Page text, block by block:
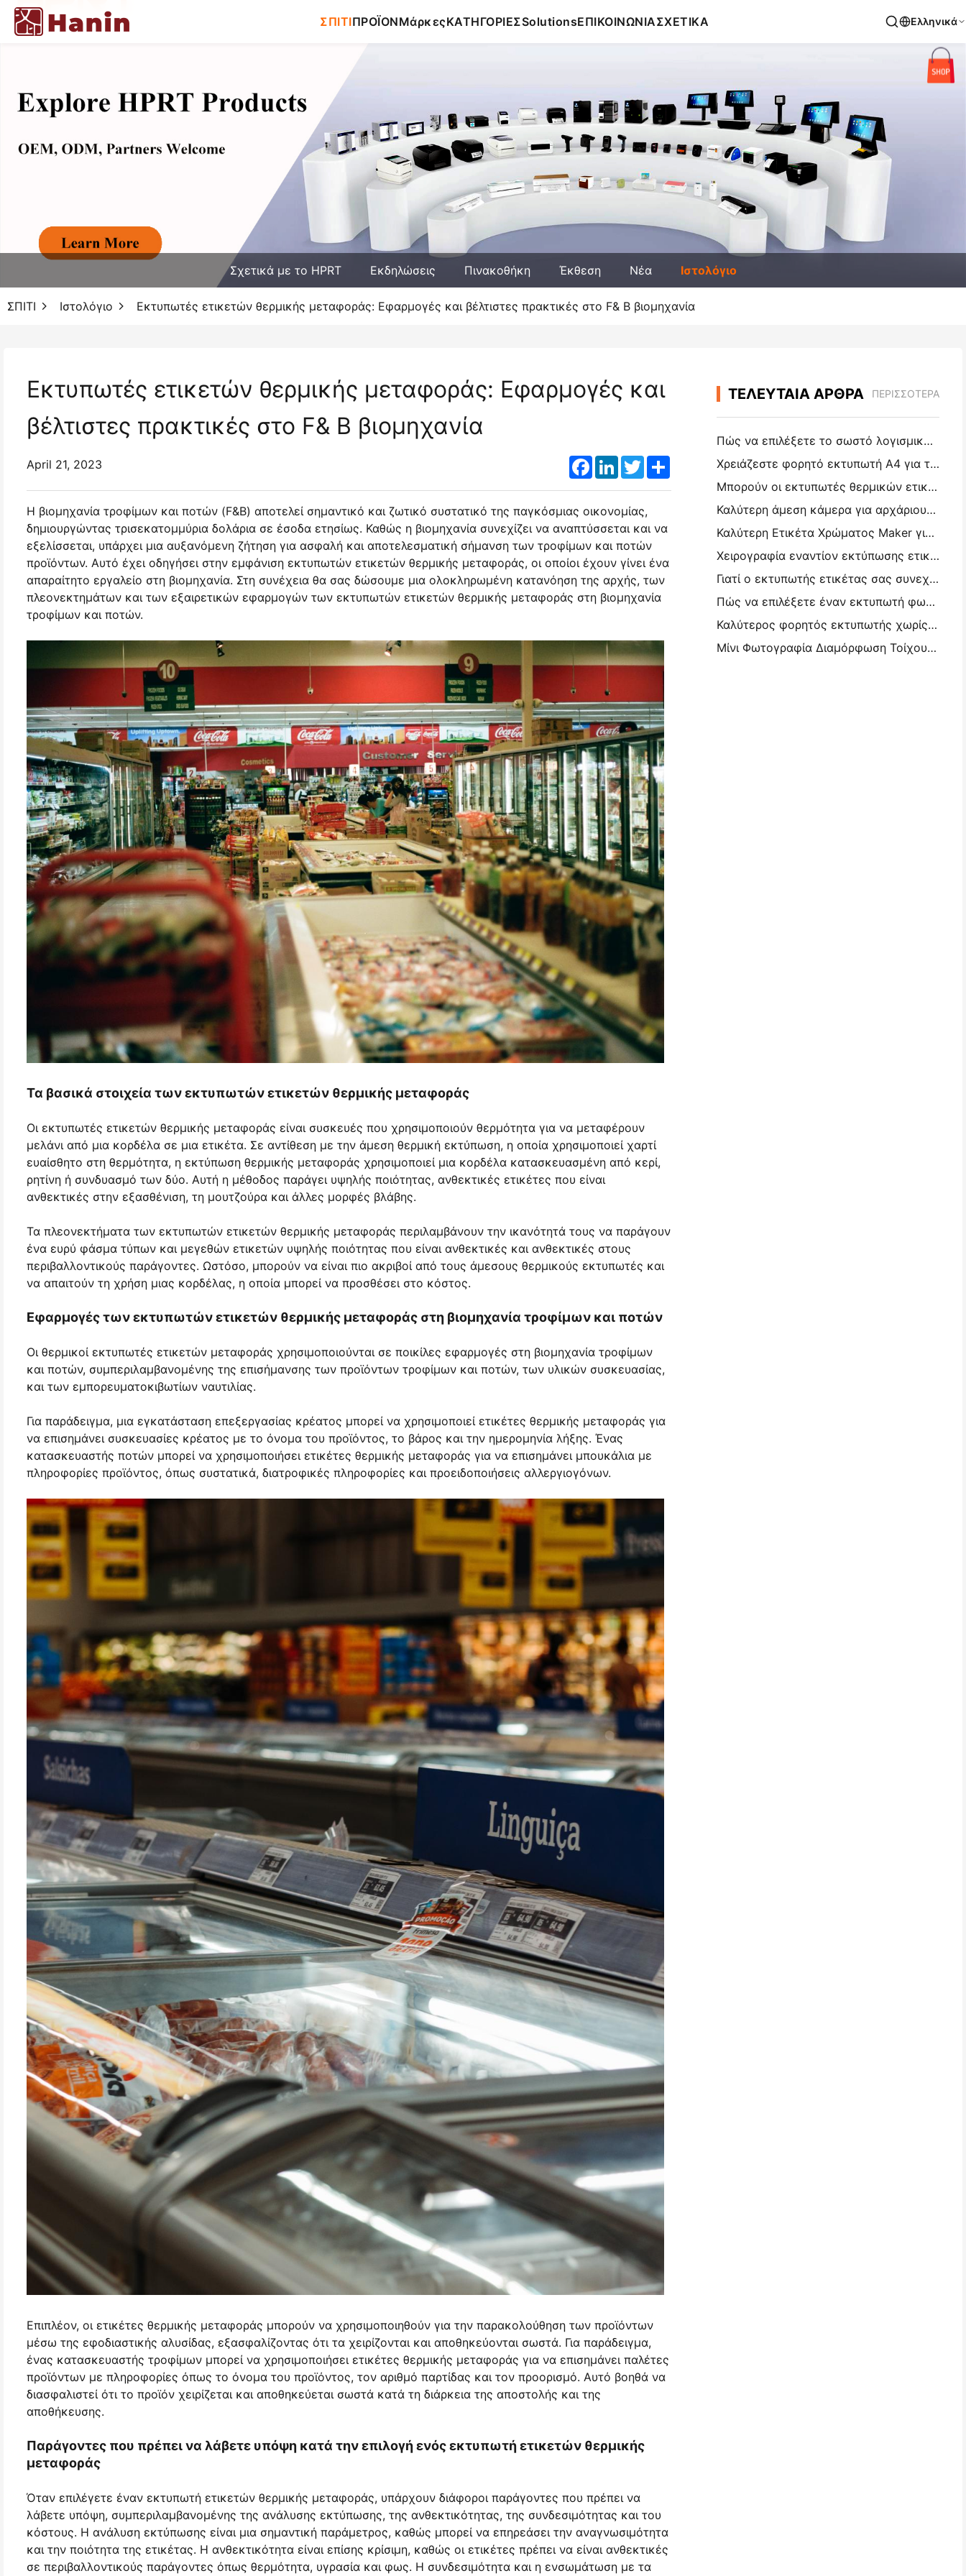
ΣΠΙΤΙΠΡΟΪΟΝΜάρκεςΚΑΤΗΓΟΡΙΕΣSolutionsΕΠΙΚΟΙΝΩΝΙΑΣΧΕΤΙΚΑ Ελληνικά
Σχετικά με το HPRT Εκδηλώσεις Πινακοθήκη Έκθεση Νέα Ιστολόγιο
ΣΠΙΤΙ Ιστολόγιο Εκτυπωτές ετικετών θερμικής μεταφοράς: Εφαρμογές και βέλτιστες πρακτικές στο F& Β βιομηχανία
Εκτυπωτές ετικετών θερμικής μεταφοράς: Εφαρμογές και
βέλτιστες πρακτικές στο F& Β βιομηχανία
April 21, 2023 Facebook
LinkedInTwitterShare
Η βιομηχανία τροφίμων και ποτών (F&B) αποτελεί σημαντικό και ζωτικό συστατικό της παγκόσμιας οικονομίας,
δημιουργώντας τρισεκατομμύρια δολάρια σε έσοδα ετησίως. Καθώς η βιομηχανία συνεχίζει να αναπτύσσεται και να
εξελίσσεται, υπάρχει μια αυξανόμενη ζήτηση για ασφαλή και αποτελεσματική σήμανση των τροφίμων και ποτών
προϊόντων. Αυτό έχει οδηγήσει στην εμφάνιση εκτυπωτών ετικετών θερμικής μεταφοράς, οι οποίοι έχουν γίνει ένα
απαραίτητο εργαλείο στη βιομηχανία. Στη συνέχεια θα σας δώσουμε μια ολοκληρωμένη κατανόηση της αρχής, των
πλεονεκτημάτων και των εξαιρετικών εφαρμογών των εκτυπωτών ετικετών θερμικής μεταφοράς στη βιομηχανία
τροφίμων και ποτών.
Τα βασικά στοιχεία των εκτυπωτών ετικετών θερμικής μεταφοράς
Οι εκτυπωτές ετικετών θερμικής μεταφοράς είναι συσκευές που χρησιμοποιούν θερμότητα για να μεταφέρουν
μελάνι από μια κορδέλα σε μια ετικέτα. Σε αντίθεση με την άμεση θερμική εκτύπωση, η οποία χρησιμοποιεί χαρτί
ευαίσθητο στη θερμότητα, η εκτύπωση θερμικής μεταφοράς χρησιμοποιεί μια κορδέλα κατασκευασμένη από κερί,
ρητίνη ή συνδυασμό των δύο. Αυτή η μέθοδος παράγει υψηλής ποιότητας, ανθεκτικές ετικέτες που είναι
ανθεκτικές στην εξασθένιση, τη μουτζούρα και άλλες μορφές βλάβης.
Τα πλεονεκτήματα των εκτυπωτών ετικετών θερμικής μεταφοράς περιλαμβάνουν την ικανότητά τους να παράγουν
ένα ευρύ φάσμα τύπων και μεγεθών ετικετών υψηλής ποιότητας που είναι ανθεκτικές και ανθεκτικές στους
περιβαλλοντικούς παράγοντες. Ωστόσο, μπορούν να είναι πιο ακριβοί από τους άμεσους θερμικούς εκτυπωτές και
να απαιτούν τη χρήση μιας κορδέλας, η οποία μπορεί να προσθέσει στο κόστος.
Εφαρμογές των εκτυπωτών ετικετών θερμικής μεταφοράς στη βιομηχανία τροφίμων και ποτών
Οι θερμικοί εκτυπωτές ετικετών μεταφοράς χρησιμοποιούνται σε ποικίλες εφαρμογές στη βιομηχανία τροφίμων
και ποτών, συμπεριλαμβανομένης της επισήμανσης των προϊόντων τροφίμων και ποτών, των υλικών συσκευασίας,
και των εμπορευματοκιβωτίων ναυτιλίας.
Για παράδειγμα, μια εγκατάσταση επεξεργασίας κρέατος μπορεί να χρησιμοποιεί ετικέτες θερμικής μεταφοράς για
να επισημάνει συσκευασίες κρέατος με το όνομα του προϊόντος, το βάρος και την ημερομηνία λήξης. Ένας
κατασκευαστής ποτών μπορεί να χρησιμοποιήσει ετικέτες θερμικής μεταφοράς για να επισημάνει μπουκάλια με
πληροφορίες προϊόντος, όπως συστατικά, διατροφικές πληροφορίες και προειδοποιήσεις αλλεργιογόνων.
Επιπλέον, οι ετικέτες θερμικής μεταφοράς μπορούν να χρησιμοποιηθούν για την παρακολούθηση των προϊόντων
μέσω της εφοδιαστικής αλυσίδας, εξασφαλίζοντας ότι τα χειρίζονται και αποθηκεύονται σωστά. Για παράδειγμα,
ένας κατασκευαστής τροφίμων μπορεί να χρησιμοποιήσει ετικέτες θερμικής μεταφοράς για να επισημάνει παλέτες
προϊόντων με πληροφορίες όπως το όνομα του προϊόντος, τον αριθμό παρτίδας και τον προορισμό. Αυτό βοηθά να
διασφαλιστεί ότι το προϊόν χειρίζεται και αποθηκεύεται σωστά κατά τη διάρκεια της αποστολής και της
αποθήκευσης.
Παράγοντες που πρέπει να λάβετε υπόψη κατά την επιλογή ενός εκτυπωτή ετικετών θερμικής
μεταφοράς
Όταν επιλέγετε έναν εκτυπωτή ετικετών θερμικής μεταφοράς, υπάρχουν διάφοροι παράγοντες που πρέπει να
λάβετε υπόψη, συμπεριλαμβανομένης της ανάλυσης εκτύπωσης, της ανθεκτικότητας, της συνδεσιμότητας και του
κόστους. Η ανάλυση εκτύπωσης είναι μια σημαντική παράμετρος, καθώς μπορεί να επηρεάσει την αναγνωσιμότητα
και την ποιότητα της ετικέτας. Η ανθεκτικότητα είναι επίσης κρίσιμη, καθώς οι ετικέτες πρέπει να είναι ανθεκτικές
σε περιβαλλοντικούς παράγοντες όπως θερμότητα, υγρασία και φως. Η συνδεσιμότητα και η ενσωμάτωση με τα
ΤΕΛΕΥΤΑΙΑ ΑΡΘΡΑ ΠΕΡΙΣΣΌΤΕΡΑ
Πώς να επιλέξετε το σωστό λογισμικό εστιατορίου για το μικρό ή μεσαίο σας εστιατόριο
Χρειάζεστε φορητό εκτυπωτή A4 για τιμολόγια αποθήκης; Τι πραγματικά λειτουργεί
Μπορούν οι εκτυπωτές θερμικών ετικετών να κάνουν αδιάβροχες ετικέτες για προϊόντα μικρών επιχειρήσεων;
Καλύτερη άμεση κάμερα για αρχάριους που δεν θέλουν να σπαταλήσουν χαρτί
Καλύτερη Ετικέτα Χρώματος Maker για Journaling και Scrapbooking: Προσθέστε Περισσότερο Χρώμα σε Κάθε Σελίδα
Χειρογραφία εναντίον εκτύπωσης ετικετών αποστολής: Συμβουλές για τις μικρές επιχειρήσεις το 2026
Γιατί ο εκτυπωτής ετικέτας σας συνεχίζει να μπλοκάρει;
Πώς να επιλέξετε έναν εκτυπωτή φωτογραφιών τσέπης: ένας πλήρης οδηγός για τους χρήστες ημερολογίου, ταξιδιών και iPhone
Καλύτερος φορητός εκτυπωτής χωρίς μελάνι για ταξίδια, σχολεία και κινητή εργασία: Hanin MT620 Pro Review
Μίνι Φωτογραφία Διαμόρφωση Τοίχου Ιδέες & Συμβουλές για Διαμόρφωση Υπνοδωματίου και Κοιτώνα